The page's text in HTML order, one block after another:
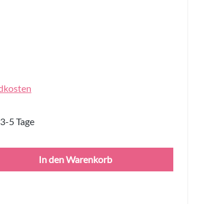
5 Tage
den gewünschten Wert ein
In den Warenkorb